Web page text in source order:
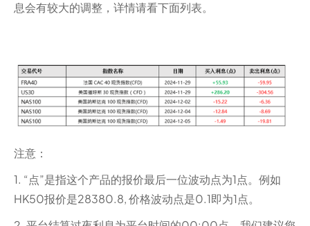
息会有较大的调整，详情请看下面列表。
注意：
1. “点”是指这个产品的报价最后一位波动点为1点。例如
HK50报价是28380.8, 价格波动点是0.1即为1点。